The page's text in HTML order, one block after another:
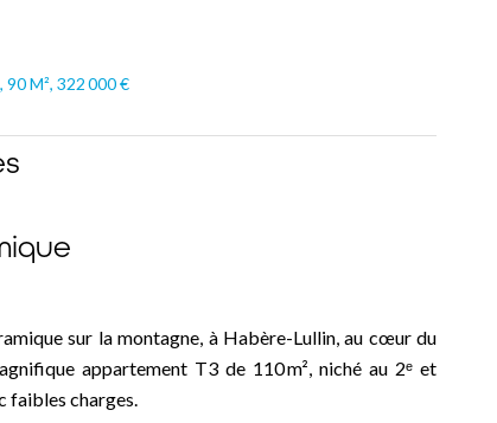
M², 322 000 €
sur la montagne, à Habère-Lullin, au cœur du
appartement T3 de 110 m², niché au 2ᵉ et
faibles charges.